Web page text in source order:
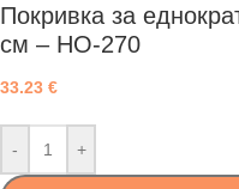
Покривка за
см – HO-270
33.23 €
- +